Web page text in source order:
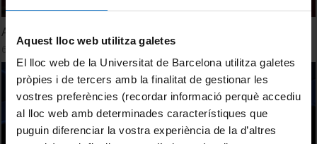
Aquest lloc web utilitza galetes
El lloc web de la Universitat de Barcelona utilitza galetes
pròpies i de tercers amb la finalitat de gestionar les
vostres preferències (recordar informació perquè accediu
al lloc web amb determinades característiques que
puguin diferenciar la vostra experiència de la d’altres
Acte de cloenda del curs d'Estudis Hispànics 2014-15
6 Mayo, 2015